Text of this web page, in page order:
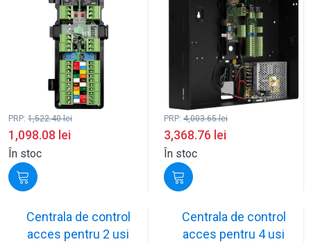
PRP: 1,522.40lei
1,098.08 lei
În stoc
PRP: 4,003.65lei
3,368.76 lei
În stoc
Centrala de control
acces pentru 2 usi
Centrala de control
acces pentru 4 usi